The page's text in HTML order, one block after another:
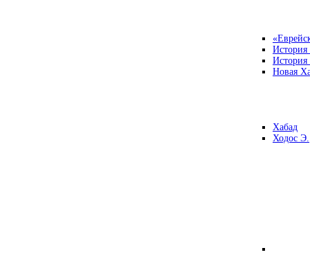
Новая
Хабад
Ходос Э.